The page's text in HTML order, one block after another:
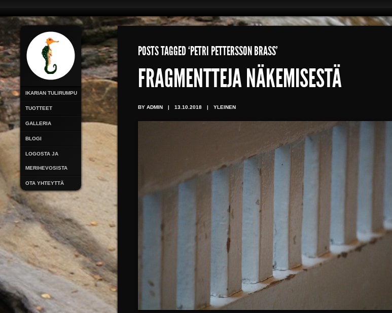
IKARIAN TULIRUMPU
TUOTTEET
GALLERIA
BLOGI
LOGOSTA JA
MERIHEVOSISTA
OTA YHTEYTTÄ
POSTS TAGGED ‘PETRI PETTERSSON BRASS’
FRAGMENTTEJA NÄKEMISESTÄ
BY ADMIN | 13.10.2018 | YLEINEN